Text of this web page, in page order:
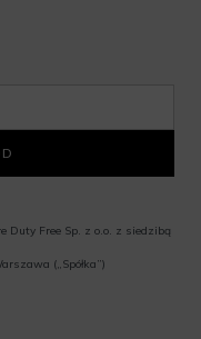
Duty Free Sp. z o.o. z siedzibą
(„Spółka”)
informacji o promocjach i